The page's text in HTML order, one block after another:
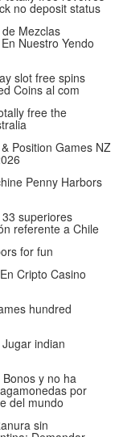
no deposit status
Mezclas
Nuestro Yendo
slot free spins
Coins al com
free the
Position Games NZ
Penny Harbors
superiores
referente a Chile
for fun
Cripto Casino
hundred
indian
y no ha
por
del mundo
sin